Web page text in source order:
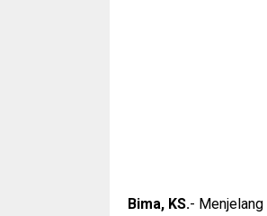
Bima, KS.- Menjelang